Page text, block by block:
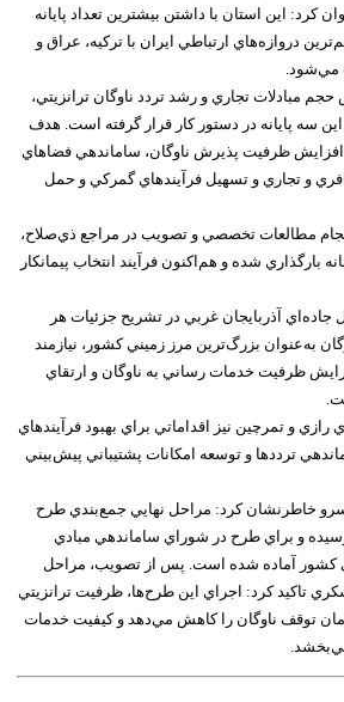
کرد: اين استان با داشتن بيشترين تعداد پايانه
دروازه‌هاي ارتباطي ايران با ترکيه، عراق و
مي‌شود.
مبادلات تجاري و رشد تردد ناوگان ترانزيتي،
سه پايانه در دستور کار قرار گرفته است. هدف
ظرفيت پذيرش ناوگان، ساماندهي فضاهاي
و تجاري و تسهيل فرآيندهاي گمرکي و حمل‌
مطالعات تخصصي و تصويب در مراجع ذي‌صلاح،
بارگذاري شده و هم‌اکنون فرآيند انتخاب پيمانکار
آذربايجان‌ غربي در تشريح جزئيات هر
به‌عنوان بزرگ‌ترين مرز زميني کشور، نيازمند
ظرفيت خدمات ‌رساني به ناوگان و ارتقاي
رازي و تمرچين نيز اقداماتي براي بهبود فرآيندهاي
ترددها و توسعه امکانات پشتيباني پيش‌بيني
سرو خاطرنشان کرد: مراحل نهايي جمع‌بندي طرح
رسيده و براي طرح در شوراي ساماندهي مبادي
کشور آماده شده است. پس از تصويب، مراحل
تاکيد کرد: اجراي اين طرح‌ها، ظرفيت ترانزيتي
توقف ناوگان را کاهش مي‌دهد و کيفيت خدمات
مي‌بخشد.